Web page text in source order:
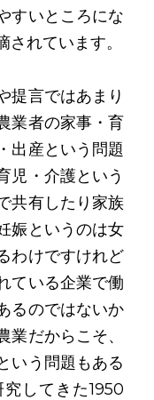
すいところにな
れています。
提言ではあまり
業者の家事・育
出産という問題
児・介護という
共有したり家族
娠というのは女
わけですけれど
ている企業で働
るのではないか
業だからこそ、
いう問題もある
してきた1950